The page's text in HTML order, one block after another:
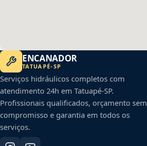
ENCANADOR
TATUAPÉ-SP
Serviços hidráulicos completos com
atendimento 24h em Tatuapé-SP.
Profissionais qualificados, orçamento sem
compromisso e garantia em todos os
serviços.